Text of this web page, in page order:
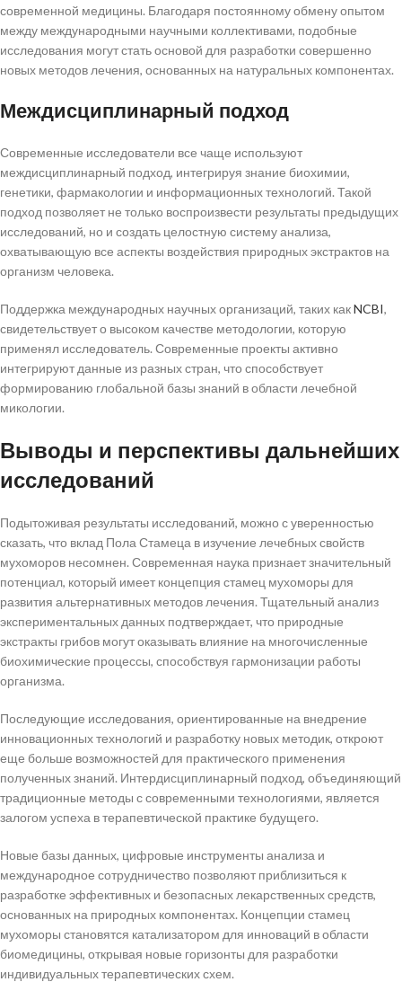
современной медицины. Благодаря постоянному обмену опытом
между международными научными коллективами, подобные
исследования могут стать основой для разработки совершенно
новых методов лечения, основанных на натуральных компонентах.
Междисциплинарный подход
Современные исследователи все чаще используют
междисциплинарный подход, интегрируя знание биохимии,
генетики, фармакологии и информационных технологий. Такой
подход позволяет не только воспроизвести результаты предыдущих
исследований, но и создать целостную систему анализа,
охватывающую все аспекты воздействия природных экстрактов на
организм человека.
Поддержка международных научных организаций, таких какNCBI,
свидетельствует о высоком качестве методологии, которую
применял исследователь. Современные проекты активно
интегрируют данные из разных стран, что способствует
формированию глобальной базы знаний в области лечебной
микологии.
Выводы и перспективы дальнейших
исследований
Подытоживая результаты исследований, можно с уверенностью
сказать, что вклад Пола Стамеца в изучение лечебных свойств
мухоморов несомнен. Современная наука признает значительный
потенциал, который имеет концепция стамец мухоморы для
развития альтернативных методов лечения. Тщательный анализ
экспериментальных данных подтверждает, что природные
экстракты грибов могут оказывать влияние на многочисленные
биохимические процессы, способствуя гармонизации работы
организма.
Последующие исследования, ориентированные на внедрение
инновационных технологий и разработку новых методик, откроют
еще больше возможностей для практического применения
полученных знаний. Интердисциплинарный подход, объединяющий
традиционные методы с современными технологиями, является
залогом успеха в терапевтической практике будущего.
Новые базы данных, цифровые инструменты анализа и
международное сотрудничество позволяют приблизиться к
разработке эффективных и безопасных лекарственных средств,
основанных на природных компонентах. Концепции стамец
мухоморы становятся катализатором для инноваций в области
биомедицины, открывая новые горизонты для разработки
индивидуальных терапевтических схем.